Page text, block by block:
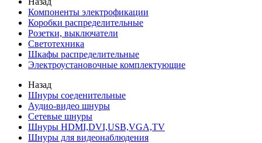
Компоненты электрофикации
Коробки распределительные
Розетки, выключатели
Светотехника
Шкафы распределительные
Электроустановочные комплектующие
Назад
Шнуры соеденительные
Аудио-видео шнуры
Сетевые шнуры
Шнуры HDMI,DVI,USB,VGA,TV
Шнуры для видеонаблюдения